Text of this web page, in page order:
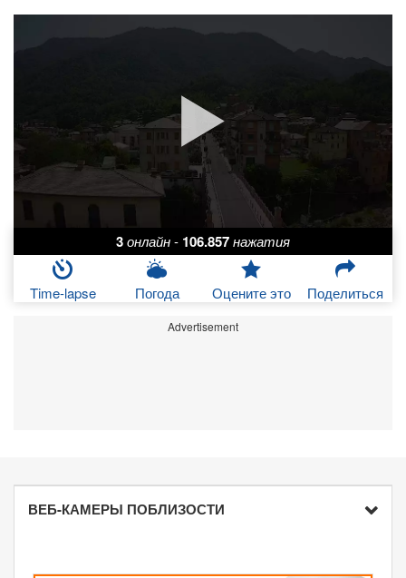
3онлайн- 106.857нажатия
Time-lapse Погода Оцените это Поделиться
Advertisement
ВЕБ-КАМЕРЫ ПОБЛИЗОСТИ